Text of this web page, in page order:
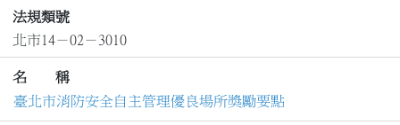
法規類號
北市14－02－3010
名 稱
臺北市消防安全自主管理優良場所獎勵要點